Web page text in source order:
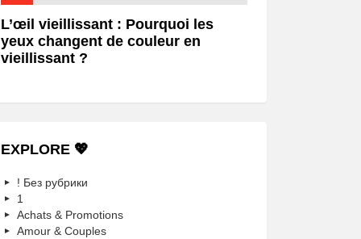
L’œil vieillissant : Pourquoi les
yeux changent de couleur en
vieillissant ?
EXPLORE 💖
! Без рубрики
1
Achats & Promotions
Amour & Couples